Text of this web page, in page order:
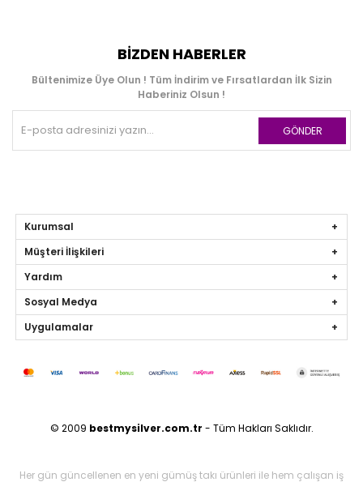
BIZDEN HABERLER
Bültenimize Üye Olun ! Tüm İndirim ve Fırsatlardan İlk Sizin
Haberiniz Olsun !
GÖNDER
Kurumsal
Müşteri İlişkileri
Yardım
Sosyal Medya
Uygulamalar
© 2009 bestmysilver.com.tr - Tüm Hakları Saklıdır.
Her gün güncellenen en yeni gümüş takı ürünleri ile hem çalışan iş